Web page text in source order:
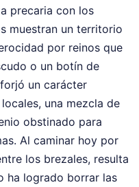
precaria con los
muestran un territorio
por reinos que
o un botín de
un carácter
una mezcla de
obstinado para
Al caminar hoy por
los brezales, resulta
ha logrado borrar las